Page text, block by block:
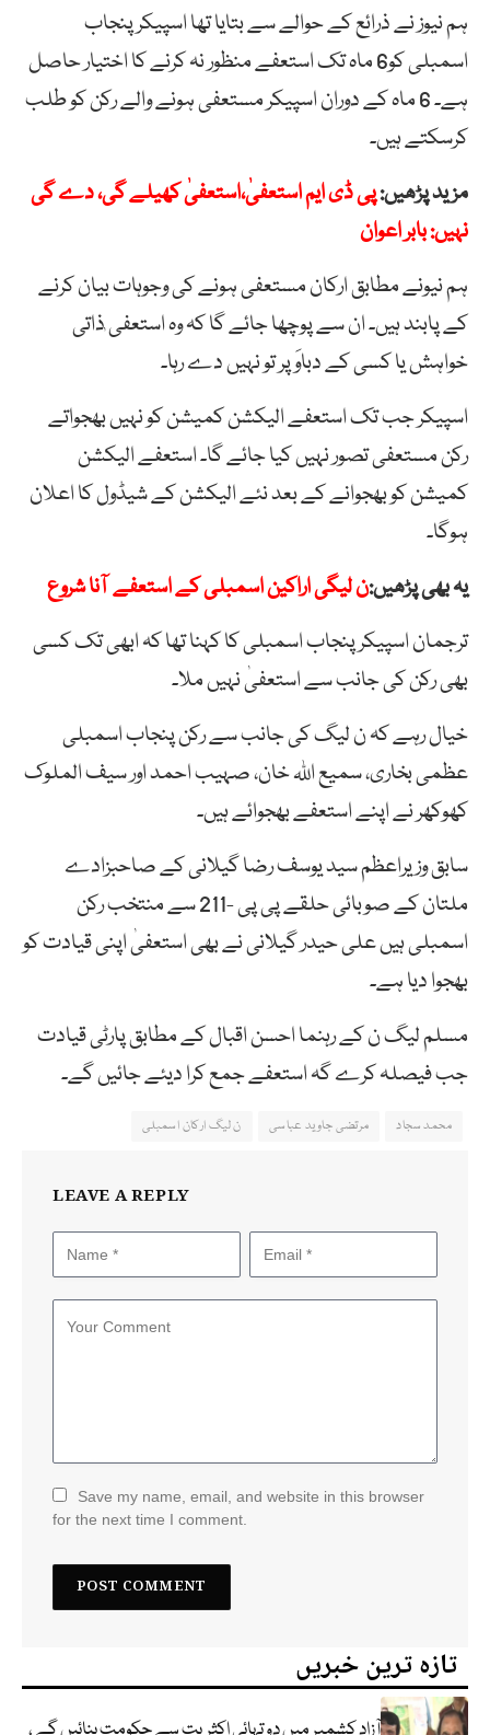
ہم نیوز نے ذرائع کے حوالے سے بتایا تھا اسپیکر پنجاب
اسمبلی کو6 ماہ تک استعفے منظور نہ کرنے کا اختیار حاصل
ہے۔ 6 ماہ کے دوران اسپیکر مستعفی ہونے والے رکن کو طلب
کرسکتے ہیں۔
مزید پڑھیں:پی ڈی ایم استعفیٰ،استعفیٰ کھیلے گی، دے گی
نہیں: بابر اعوان
ہم نیونے مطابق ارکان مستعفی ہونے کی وجوہات بیان کرنے
کے پابند ہیں۔ ان سے پوچھا جائے گا کہ وہ استعفی ٰذاتی
خواہش یا کسی کے دباوَ پر تو نہیں دے رہا۔
اسپیکر جب تک استعفے الیکشن کمیشن کو نہیں بھجواتے
رکن مستعفی تصور نہیں کیا جائے گا۔ استعفے الیکشن
کمیشن کو بھجوانے کے بعد نئے الیکشن کے شیڈول کا اعلان
ہوگا۔
یہ بھی پڑھیں:ن لیگی اراکین اسمبلی کے استعفے آنا شروع
ترجمان اسپیکر پنجاب اسمبلی کا کہنا تھا کہ ابھی تک کسی
بھی رکن کی جانب سے استعفیٰ نہیں ملا۔
خیال رہے کہ ن لیگ کی جانب سے رکن پنجاب اسمبلی
عظمی بخاری، سمیع اللہ خان،صہیباحمد اور سیف الملوک
کھوکھر نے اپنے استعفے بھجوائے ہیں۔
سابق وزیراعظم سید یوسف رضا گیلانی کے صاحبزادے
ملتان کے صوبائی حلقے پی پی -211 سے منتخب رکن
اسمبلی ہیں علی حیدر گیلانی نے بھی استعفیٰ اپنی قیادت کو
بھجوا دیا ہے۔
مسلم لیگ ن کے رہنما احسن اقبال کے مطابق پارٹی قیادت
جب فیصلہ کرے گہ استعفے جمع کرا دیئے جائیں گے۔
محمد سجاد مرتضی جاوید عباسی ن لیگ ارکان اسمبلی
LEAVE A REPLY
Save my name, email, and website in this browser
for the next time I comment.
تازہ ترین خبریں